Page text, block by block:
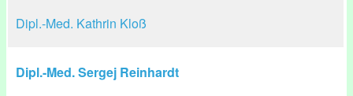
Dipl.-Med. Kathrin Kloß
Dipl.-Med. Sergej Reinhardt